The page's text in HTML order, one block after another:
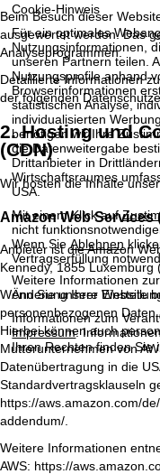
Cookie-Hinweis
Für ein optimales
Nutzungsinformationen,
unseren Partnern teilen.
Nutzungsprofile anhand
Browserinformationen
statistischen Analyse,
individualisierten
benötigen wir Ihre
die Datenweitergabe
Drittanbieter in
Wirtschaftsraumes
USA.
Mit einem Klick auf
nicht
Wenn SieAblehnen
Vertragserfüllung
Weitere Informationen
Änderung Ihrer
Informationen zum
Impressum.
Ihren Rechten finden Sie
Beim Besuch dieser
ausgewertet werden. Das
Analyseprogrammen.
Detaillierte Informationen
der folgenden
2. Hosting und
(CDN)
Wir hosten die Inhalte
Amazon Web Services
Anbieter ist die Amazon
Kennedy, 1855 Luxemburg
Wenn Sie unsere Website
personenbezogenen Daten
Hierbei können auch
Mutterunternehmen von
Datenübertragung in die
Standardvertragsklauseln
https://aws.amazon.com/
addendum/
Weitere Informationen
AWS: https://